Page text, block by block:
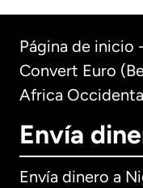
Página de inicio
Convert Euro
Africa
Envía
Envía dinero a